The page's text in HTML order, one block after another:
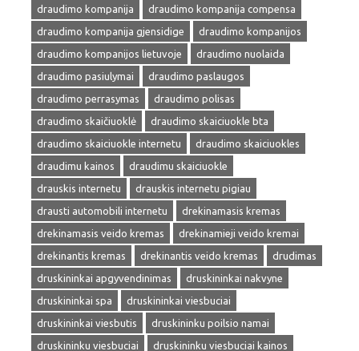
draudimo kompanija
draudimo kompanija compensa
draudimo kompanija gjensidige
draudimo kompanijos
draudimo kompanijos lietuvoje
draudimo nuolaida
draudimo pasiulymai
draudimo paslaugos
draudimo perrasymas
draudimo polisas
draudimo skaičiuoklė
draudimo skaiciuokle bta
draudimo skaiciuokle internetu
draudimo skaiciuokles
draudimu kainos
draudimu skaiciuokle
drauskis internetu
drauskis internetu pigiau
drausti automobili internetu
drekinamasis kremas
drekinamasis veido kremas
drekinamieji veido kremai
drekinantis kremas
drekinantis veido kremas
drudimas
druskininkai apgyvendinimas
druskininkai nakvyne
druskininkai spa
druskininkai viesbuciai
druskininkai viesbutis
druskininku poilsio namai
druskininku viesbuciai
druskininku viesbuciai kainos